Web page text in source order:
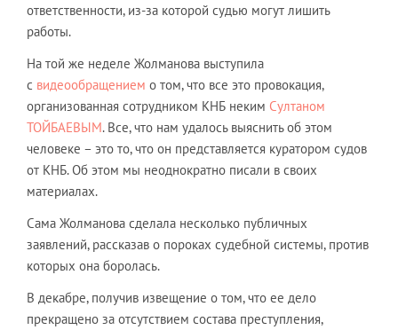
ответственности, из-за которой судью могут лишить
работы.
На той же неделе Жолманова выступила
с видеообращением о том, что все это провокация,
организованная сотрудником КНБ неким Султаном
ТОЙБАЕВЫМ. Все, что нам удалось выяснить об этом
человеке – это то, что он представляется куратором судов
от КНБ. Об этом мы неоднократно писали в своих
материалах.
Сама Жолманова сделала несколько публичных
заявлений, рассказав о пороках судебной системы, против
которых она боролась.
В декабре, получив извещение о том, что ее дело
прекращено за отсутствием состава преступления,